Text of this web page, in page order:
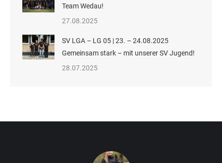
Team Wedau!
27.08.2025
SV LGA – LG 05 | 23. – 24.08.2025
Gemeinsam stark – mit unserer SV Jugend!
28.07.2025